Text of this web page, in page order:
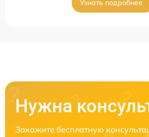
Узнать подробнее
Нужна
Закажите бесплатную